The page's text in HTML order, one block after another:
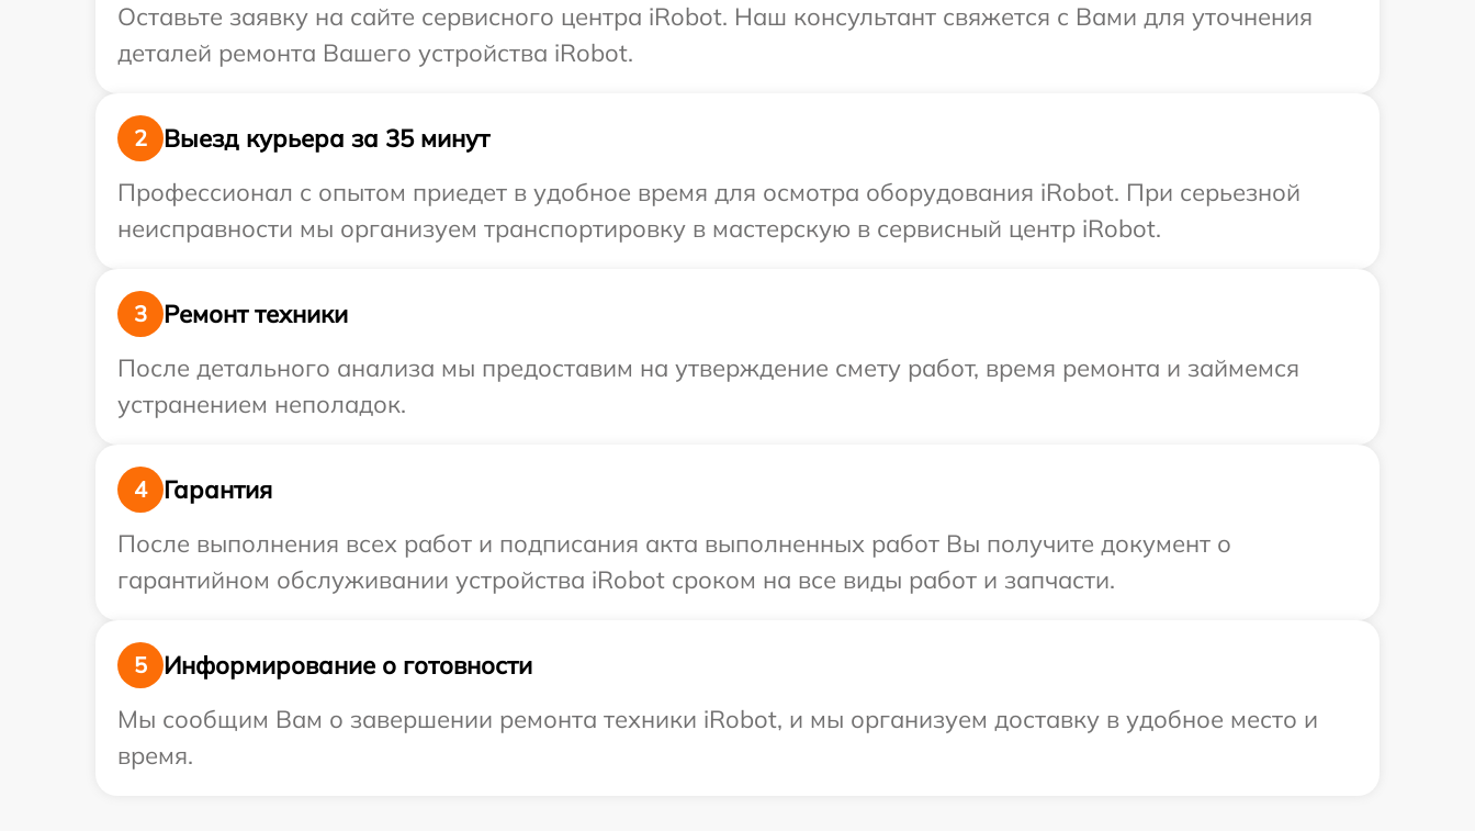
Оставьте заявку на сайте сервисного центра iRobot. Наш консультант свяжется с Вами для уточнения
деталей ремонта Вашего устройства iRobot.
2
Выезд курьера за 35 минут
Профессионал с опытом приедет в удобное время для осмотра оборудования iRobot. При серьезной
неисправности мы организуем транспортировку в мастерскую в сервисный центр iRobot.
3
Ремонт техники
После детального анализа мы предоставим на утверждение смету работ, время ремонта и займемся
устранением неполадок.
4
Гарантия
После выполнения всех работ и подписания акта выполненных работ Вы получите документ о
гарантийном обслуживании устройства iRobot сроком на все виды работ и запчасти.
5
Информирование о готовности
Мы сообщим Вам о завершении ремонта техники iRobot, и мы организуем доставку в удобное место и
время.